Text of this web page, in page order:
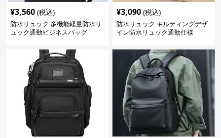
¥3,560 (税込)
防水リュック 多機能軽量防水リ
ュック通勤ビジネスバッグ
¥3,090 (税込)
防水リュック キルティングデザ
イン防水リュック通勤仕様